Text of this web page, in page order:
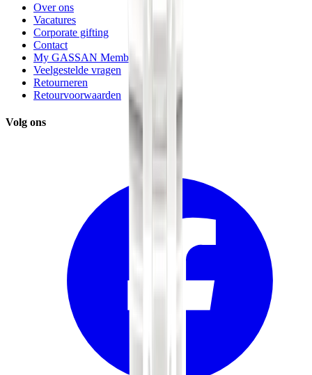
Over ons
Vacatures
Corporate gifting
Contact
My GASSAN Membership
Veelgestelde vragen
Retourneren
Retourvoorwaarden
Volg ons